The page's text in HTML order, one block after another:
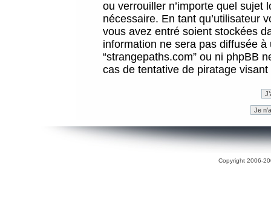
ou verrouiller n’importe quel sujet
nécessaire. En tant qu’utilisateur
vous avez entré soient stockées
information ne sera pas diffusée
“strangepaths.com” ou ni phpBB
cas de tentative de piratage
Copyright 2006-